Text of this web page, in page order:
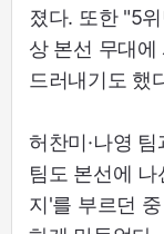
졌다. 또한 "5
상 본선 무대
드러내기도 했
허찬미·나영
팀도 본선에
지'를 부르던